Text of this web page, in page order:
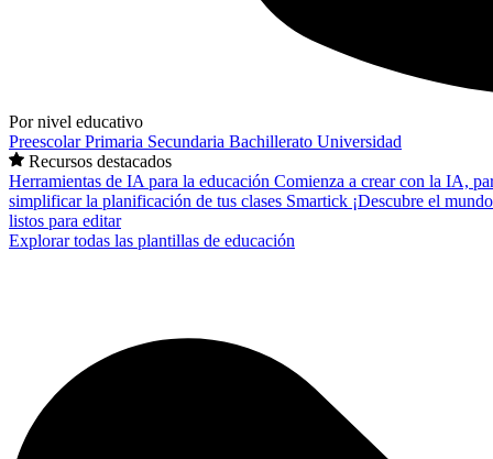
Por nivel educativo
PreescolarPrimaria Secundaria Bachillerato Universidad
Recursos destacados
Herramientas de IA para la educación Comienza a crear con la IA,
simplificar la planificación de tus clases Smartick ¡Descubre el
listos para editar
Explorar todas las plantillas de educación